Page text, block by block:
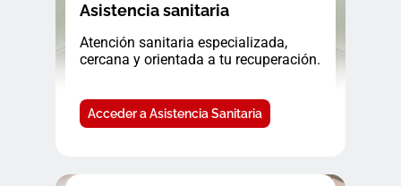
Asistencia sanitaria
Atención sanitaria especializada,
cercana y orientada a tu recuperación.
Acceder a Asistencia Sanitaria